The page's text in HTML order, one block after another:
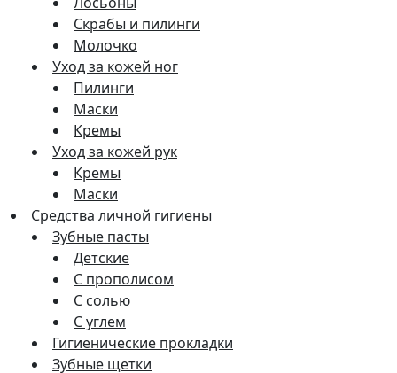
Скрабы и пилинги
Молочко
Уход за кожей ног
Пилинги
Маски
Кремы
Уход за кожей рук
Кремы
Маски
Средства личной гигиены
Зубные пасты
Детские
С прополисом
С солью
С углем
Гигиенические прокладки
Зубные щетки